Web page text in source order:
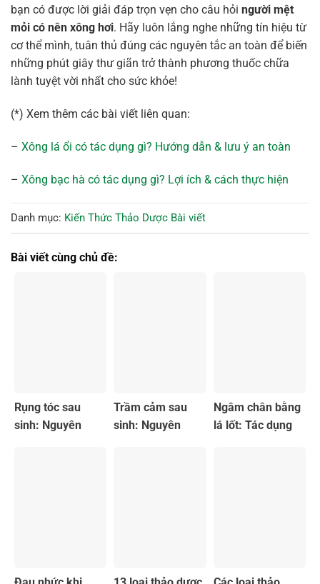
bạn có được lời giải đáp trọn vẹn cho câu hỏi người mệt
mỏi có nên xông hơi. Hãy luôn lắng nghe những tín hiệu từ
cơ thể mình, tuân thủ đúng các nguyên tắc an toàn để biến
những phút giây thư giãn trở thành phương thuốc chữa
lành tuyệt vời nhất cho sức khỏe!
(*) Xem thêm các bài viết liên quan:
– Xông lá ổi có tác dụng gì? Hướng dẫn & lưu ý an toàn
– Xông bạc hà có tác dụng gì? Lợi ích & cách thực hiện
Danh mục: Kiến Thức Thảo Dược Bài viết
Bài viết cùng chủ đề:
Rụng tóc sau
sinh: Nguyên
Trầm cảm sau
sinh: Nguyên
Ngâm chân bằng
lá lốt: Tác dụng